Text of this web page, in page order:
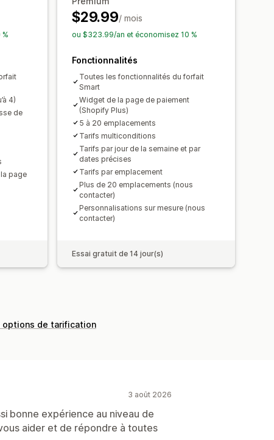
4)
de
page
$29.99/ mois
ou $323.99/an et économisez 10 %
Fonctionnalités
Toutes les fonctionnalités du forfait
Smart
Widget de la page de paiement
(Shopify Plus)
5 à 20 emplacements
Tarifs multiconditions
Tarifs par jour de la semaine et par
dates précises
Tarifs par emplacement
Plus de 20 emplacements (nous
contacter)
Personnalisations sur mesure (nous
contacter)
Essai gratuit de 14 jour(s)
de tarification
3 août 2026
bonne expérience au niveau de
aider et de répondre à toutes